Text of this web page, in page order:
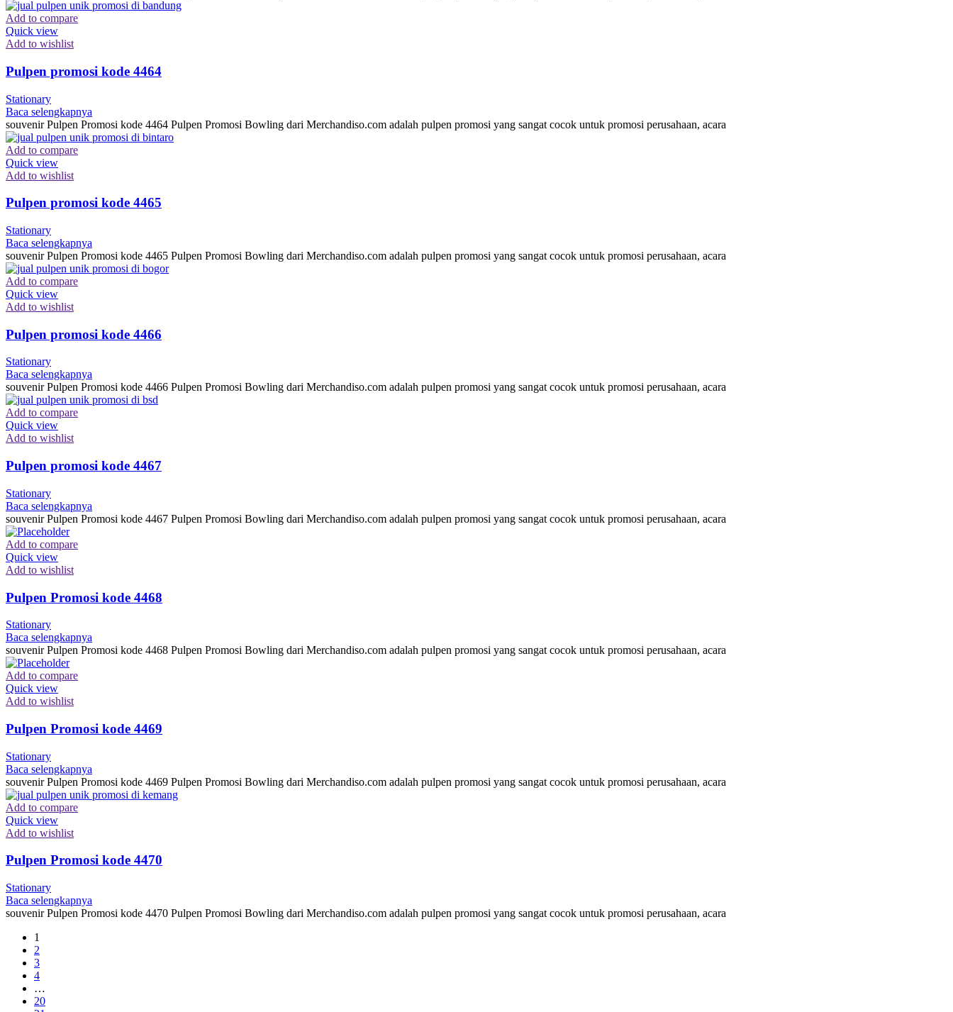
Add to compare
Quick view
Add to wishlist
Pulpen promosi kode 4464
Stationary
Baca selengkapnya
souvenir Pulpen Promosi kode 4464 Pulpen Promosi Bowling dari Merchandiso.com adalah pulpen promosi yang sangat cocok untuk promosi perusahaan, acara
Add to compare
Quick view
Add to wishlist
Pulpen promosi kode 4465
Stationary
Baca selengkapnya
souvenir Pulpen Promosi kode 4465 Pulpen Promosi Bowling dari Merchandiso.com adalah pulpen promosi yang sangat cocok untuk promosi perusahaan, acara
Add to compare
Quick view
Add to wishlist
Pulpen promosi kode 4466
Stationary
Baca selengkapnya
souvenir Pulpen Promosi kode 4466 Pulpen Promosi Bowling dari Merchandiso.com adalah pulpen promosi yang sangat cocok untuk promosi perusahaan, acara
Add to compare
Quick view
Add to wishlist
Pulpen promosi kode 4467
Stationary
Baca selengkapnya
souvenir Pulpen Promosi kode 4467 Pulpen Promosi Bowling dari Merchandiso.com adalah pulpen promosi yang sangat cocok untuk promosi perusahaan, acara
Add to compare
Quick view
Add to wishlist
Pulpen Promosi kode 4468
Stationary
Baca selengkapnya
souvenir Pulpen Promosi kode 4468 Pulpen Promosi Bowling dari Merchandiso.com adalah pulpen promosi yang sangat cocok untuk promosi perusahaan, acara
Add to compare
Quick view
Add to wishlist
Pulpen Promosi kode 4469
Stationary
Baca selengkapnya
souvenir Pulpen Promosi kode 4469 Pulpen Promosi Bowling dari Merchandiso.com adalah pulpen promosi yang sangat cocok untuk promosi perusahaan, acara
Add to compare
Quick view
Add to wishlist
Pulpen Promosi kode 4470
Stationary
Baca selengkapnya
souvenir Pulpen Promosi kode 4470 Pulpen Promosi Bowling dari Merchandiso.com adalah pulpen promosi yang sangat cocok untuk promosi perusahaan, acara
1
2
3
4
…
20